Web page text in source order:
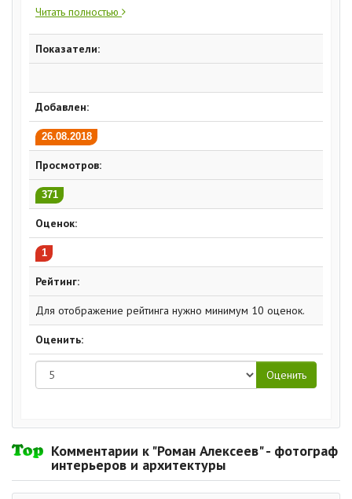
Читать полностью
Показатели:
Добавлен:
26.08.2018
Просмотров:
371
Оценок:
1
Рейтинг:
Для отображение рейтинга нужно минимум 10 оценок.
Оценить:
Комментарии к "Роман Алексеев" - фотограф
интерьеров и архитектуры